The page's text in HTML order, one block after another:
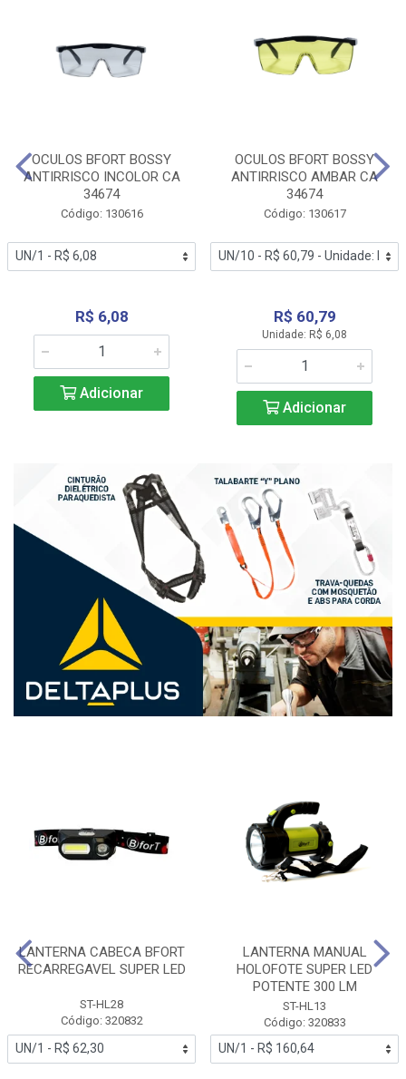
OCULOS BFORT BOSSY
ANTIRRISCO INCOLOR CA
34674
Código: 130616
R$ 6,08
Adicionar
OCULOS BFORT BOSSY
ANTIRRISCO AMBAR CA
34674
Código: 130617
R$ 60,79
Unidade: R$ 6,08
Adicionar
LANTERNA CABECA BFORT
RECARREGAVEL SUPER LED
ST-HL28
Código: 320832
LANTERNA MANUAL
HOLOFOTE SUPER LED
POTENTE 300 LM
ST-HL13
Código: 320833